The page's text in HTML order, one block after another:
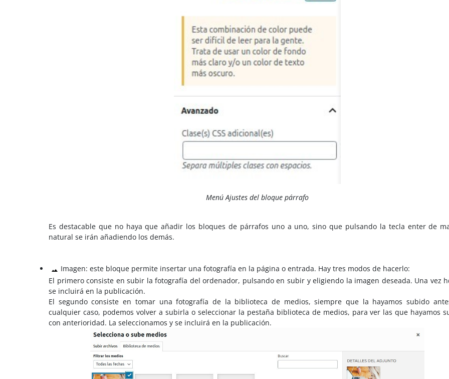
Menú Ajustes del bloque párrafo
Es destacable que no haya que añadir los bloques de párrafos uno a uno, sino que pulsando la tecla enter de
natural se irán añadiendo los demás.
Imagen: este bloque permite insertar una fotografía en la página o entrada. Hay tres modos de hacerlo:
El primero consiste en subir la fotografía del ordenador, pulsando en subir y eligiendo la imagen deseada. Una vez
se incluirá en la publicación.
El segundo consiste en tomar una fotografía de la biblioteca de medios, siempre que la hayamos subido
cualquier caso, podemos volver a subirla o seleccionar la pestaña biblioteca de medios, para ver las que hayamos
con anterioridad. La seleccionamos y se incluirá en la publicación.